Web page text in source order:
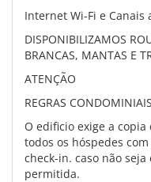
Internet Wi-Fi e
DISPONIBILIZAMOS
BRANCAS, MANTAS E
ATENÇÃO
REGRAS CONDOMINIAIS
O edificio exige a
todos os hóspedes
check-in. caso não
permitida.